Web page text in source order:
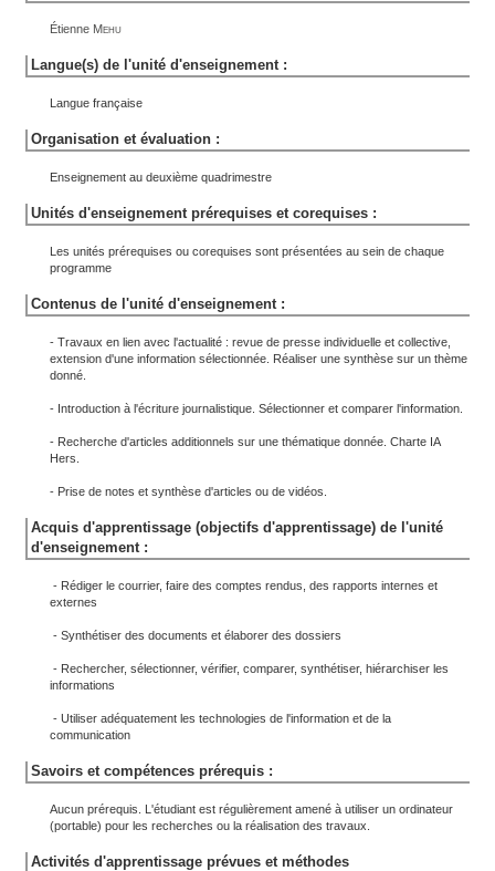
Étienne Mehu
Langue(s) de l'unité d'enseignement :
Langue française
Organisation et évaluation :
Enseignement au deuxième quadrimestre
Unités d'enseignement prérequises et corequises :
Les unités prérequises ou corequises sont présentées au sein de chaque
programme
Contenus de l'unité d'enseignement :
- Travaux en lien avec l'actualité : revue de presse individuelle et collective,
extension d'une information sélectionnée. Réaliser une synthèse sur un thème
donné.
- Introduction à l'écriture journalistique. Sélectionner et comparer l'information.
- Recherche d'articles additionnels sur une thématique donnée. Charte IA
Hers.
- Prise de notes et synthèse d'articles ou de vidéos.
Acquis d'apprentissage (objectifs d'apprentissage) de l'unité
d'enseignement :
- Rédiger le courrier, faire des comptes rendus, des rapports internes et
externes
- Synthétiser des documents et élaborer des dossiers
- Rechercher, sélectionner, vérifier, comparer, synthétiser, hiérarchiser les
informations
- Utiliser adéquatement les technologies de l'information et de la
communication
Savoirs et compétences prérequis :
Aucun prérequis. L'étudiant est régulièrement amené à utiliser un ordinateur
(portable) pour les recherches ou la réalisation des travaux.
Activités d'apprentissage prévues et méthodes